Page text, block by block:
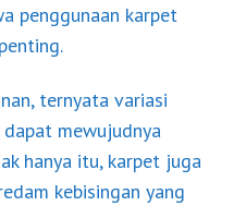
penggunaan karpet
ternyata variasi
mewujudnya
hanya itu, karpet juga
kebisingan yang